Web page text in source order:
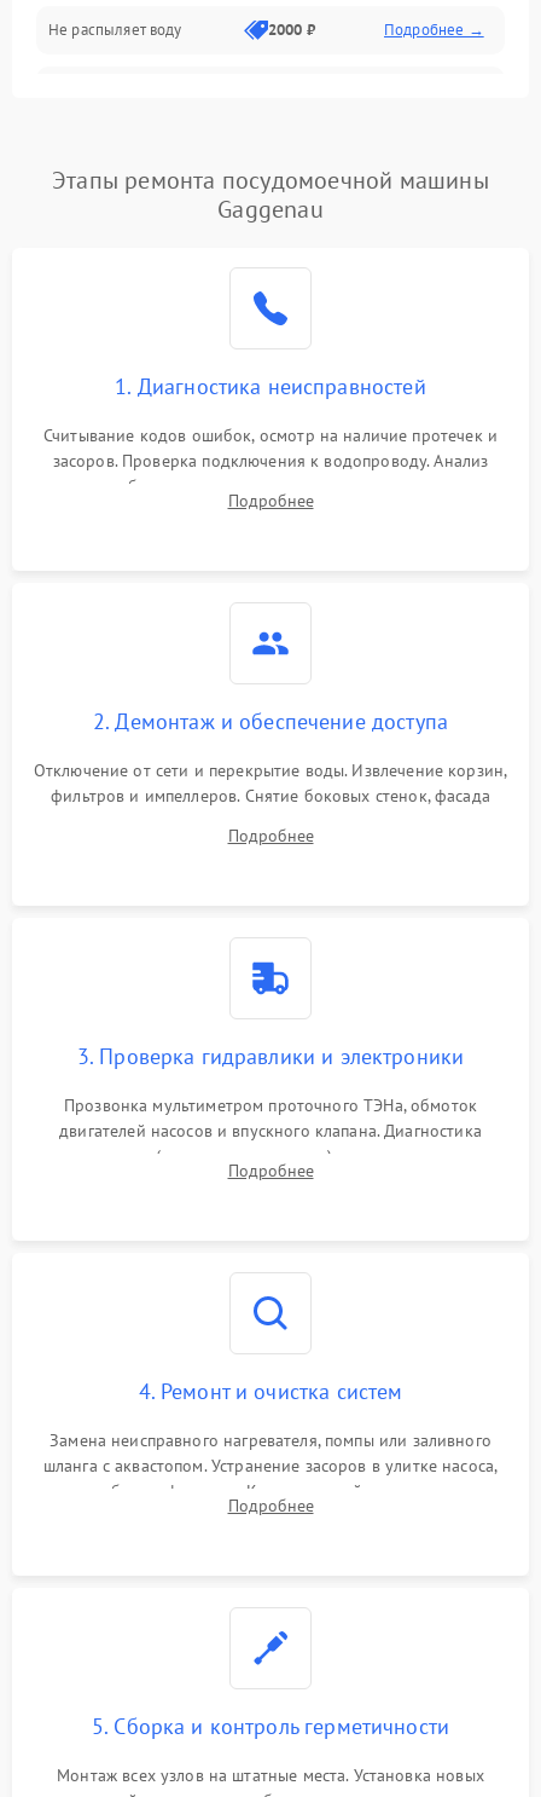
Программное обеспечение
Не распыляет воду 2000 ₽ Подробнее →
Проблемы с набором
воды
1800 ₽ Подробнее →
1700 ₽
циркуляционным насосом
2100 ₽ Подробнее →
Этапы ремонта посудомоечной машины
Gaggenau
1. Диагностика неисправностей
Считывание кодов ошибок, осмотр на наличие протечек и
засоров. Проверка подключения к водопроводу. Анализ
жалоб на отсутствие слива, нагрева, вращения
разбрызгивателей или срабатывание системы защиты
Подробнее
2. Демонтаж и обеспечение доступа
Отключение от сети и перекрытие воды. Извлечение корзин,
фильтров и импеллеров. Снятие боковых стенок, фасада
циркуляционному насосу, ТЭНу и сливной помпе.
Подробнее
3. Проверка гидравлики и электроники
Прозвонка мультиметром проточного ТЭНа, обмоток
двигателей насосов и впускного клапана. Диагностика
прессостата (датчика уровня воды), датчика мутности,
концевика дверцы и электронного модуля управления.
Подробнее
4. Ремонт и очистка систем
Замена неисправного нагревателя, помпы или заливного
шланга с аквастопом. Устранение засоров в улитке насоса,
патрубках и фильтрах. Компонентный ремонт платы
управления, восстановление поврежденной проводки.
Подробнее
5. Сборка и контроль герметичности
Монтаж всех узлов на штатные места. Установка новых